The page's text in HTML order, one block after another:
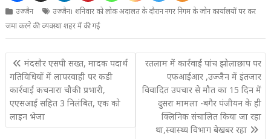
उज्जैन
उज्जैन। शनिवार को लोक अदालत के दौरान नगर निगम के जोन कार्यालयों पर कर
जमा करने की व्यवस्था शहर में की गई
Post
navigation
मंदसौर एसपी सख्त, मादक पदार्थ
गतिविधियों में लापरवाही पर कडी
कार्रवाई कचनारा चौकी प्रभारी,
एएसआई सहित 3 निलंबित, एक को
लाइन भेजा
रतलाम में कार्रवाई पांच झोलाछाप पर
एफआईआर ,उज्जैन में इंतजार
विवादित उपचार से मौत का 15 दिन में
दुसरा मामला -बगैर पंजीयन के ही
क्लिनिक संचालित किया जा रहा
था,स्वास्थ्य विभाग बेखबर रहा